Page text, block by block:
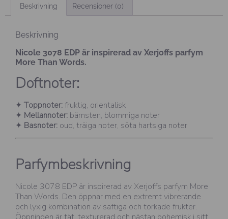
Beskrivning Recensioner (0)
Beskrivning
Nicole 3078 EDP är inspirerad av Xerjoffs parfym
More Than Words.
Doftnoter:
✦ Toppnoter:fruktig, orientalisk
✦ Mellannoter: bärnsten, blommiga noter
✦ Basnoter: oud, träiga noter, söta hartsiga noter
Parfymbeskrivning
Nicole 3078 EDP är inspirerad av Xerjoffs parfym More
Than Words. Den öppnar med en extremt vibrerande
och lyxig kombination av saftiga och torkade frukter.